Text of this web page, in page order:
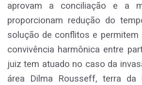
aprovam a conciliação e a
proporcionam redução do
solução de conflitos e permitem
convivência harmônica entre
juiz tem atuado no caso da
área Dilma Rousseff, terra da